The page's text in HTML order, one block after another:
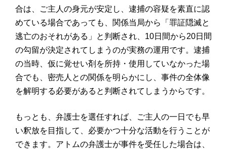
合は、ご主人の身元が安定し、逮捕の容疑を素直に認
めている場合であっても、関係当局から「罪証隠滅と
逃亡のおそれがある」と判断され、10日間から20日間
の勾留が決定されてしまうのが実務の運用です。逮捕
の当時、仮に覚せい剤を所持・使用していなかった場
合でも、密売人との関係を明らかにし、事件の全体像
を解明する必要があると判断されてしまうからです。
もっとも、弁護士を選任すれば、ご主人の一日でも早
い釈放を目指して、必要かつ十分な活動を行うことが
できます。アトムの弁護士が事件を受任した場合は、